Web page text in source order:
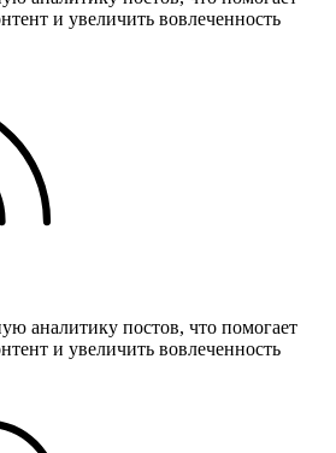
и увеличить вовлеченность
аналитику постов, что помогает
и увеличить вовлеченность